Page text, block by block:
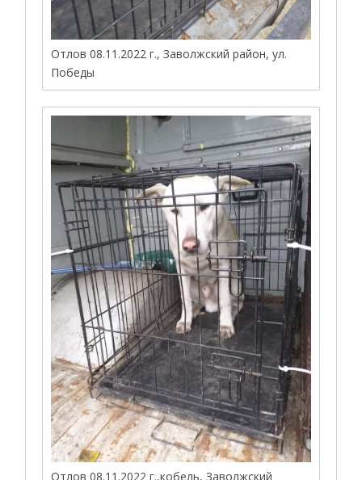
Отлов 08.11.2022 г., Заволжский район, ул.
Победы
Отлов 08.11.2022 г.,кобель, Заволжский